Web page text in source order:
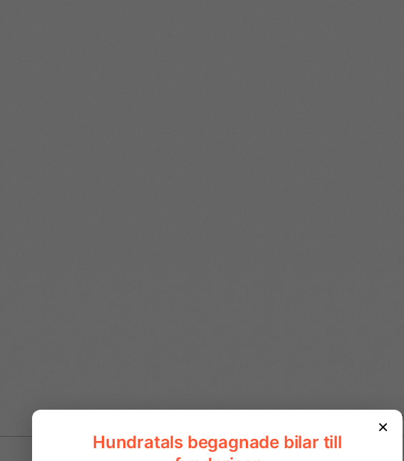
13” Pekskärm med Mirror Screen